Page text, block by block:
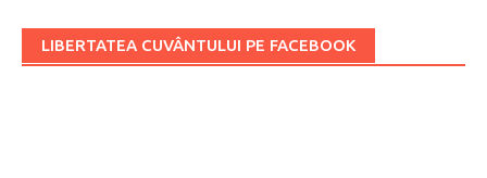
LIBERTATEA CUVÂNTULUI PE FACEBOOK